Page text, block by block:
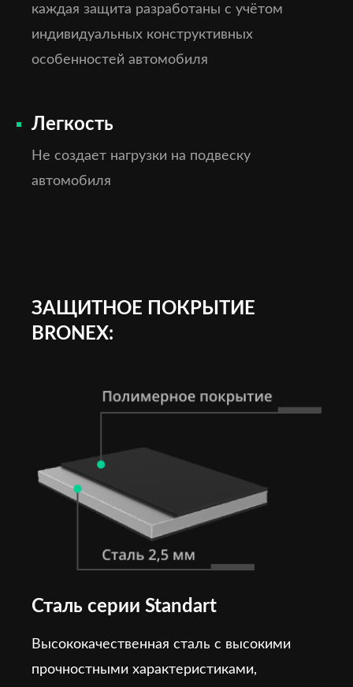
каждая защита разработаны с учётом
индивидуальных конструктивных
особенностей автомобиля
Легкость
Не создает нагрузки на подвеску
автомобиля
ЗАЩИТНОЕ ПОКРЫТИЕ
BRONEX:
Сталь серии Standart
Высококачественная сталь с высокими
прочностными характеристиками,